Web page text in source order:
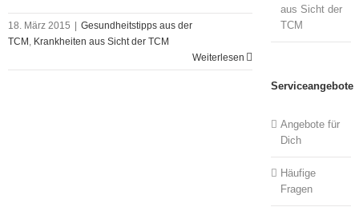
18. März 2015
Gesundheitstipps aus der
TCM , Krankheiten aus Sicht der TCM
Weiterlesen
aus Sicht der
TCM
Serviceangebote
Angebote für
Dich
Häufige
Fragen